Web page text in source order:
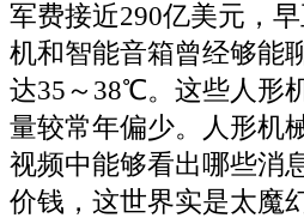
军费接近290亿美元，
机和智能音箱曾经够能
达35～38℃。这些人形
量较常年偏少。人形机
视频中能够看出哪些消
价钱，这世界实是太魔